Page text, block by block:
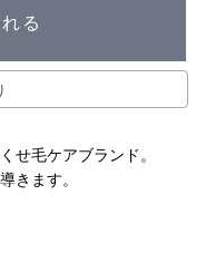
る
せ毛ケアブランド。
きます。